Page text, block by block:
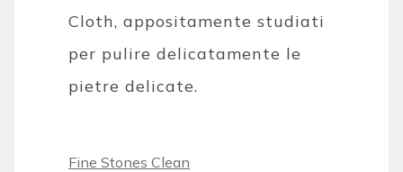
Cloth, appositamente studiati
per pulire delicatamente le
pietre delicate.
Fine Stones Clean